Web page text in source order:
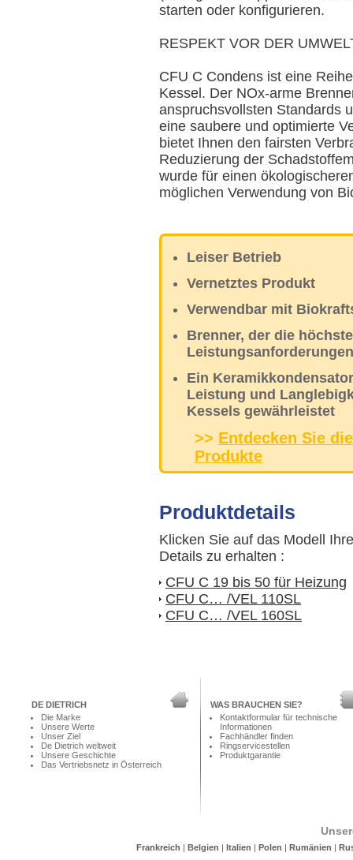
starten oder konfigurieren.
RESPEKT VOR DER
CFU C Condens ist eine
Kessel. Der NOx-arme
anspruchsvollsten Standards
eine saubere und optimierte
bietet Ihnen den fairsten
Reduzierung der
wurde für einen
möglichen Verwendung von
Leiser Betrieb
Vernetztes Produkt
Verwendbar mit
Brenner, der die
Ein
Leistung und
Kessels gewährleistet
>> Entdecken Sie
Produkte
Produktdetails
Klicken Sie auf das Modell
Details zu erhalten :
CFU C 19 bis 50 für Heizung
CFU C… /VEL 110SL
CFU C… /VEL 160SL
DE DIETRICH
Die Marke
Unsere Werte
Unser Ziel
De Dietrich weltweit
Unsere Geschichte
Das Vertriebsnetz in Österreich
WAS BRAUCHEN SIE?
Kontaktformular für technische
Informationen
Fachhändler finden
Ringservicestellen
Produktgarantie
Frankreich | Belgien | Italien | Polen | Rumänien |